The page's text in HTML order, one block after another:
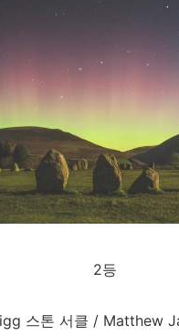
2등
스톤 서클 / Matthew